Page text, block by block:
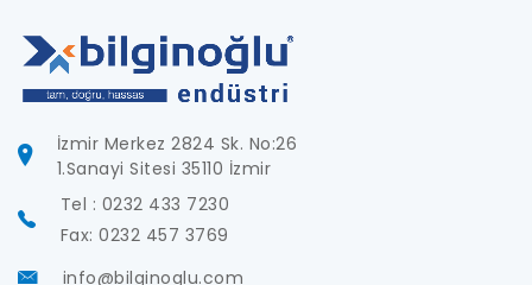
İzmir Merkez 2824 Sk. No:26
1.Sanayi Sitesi 35110 İzmir
Tel : 0232 433 7230
Fax: 0232 457 3769
info@bilginoglu.com